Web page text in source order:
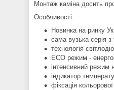
Монтаж каміна досить
Особливості:
Новинка на ринку
сама вузька серія
технологія
ECO режим -
інтенсивний режим
індикатор
фіксація